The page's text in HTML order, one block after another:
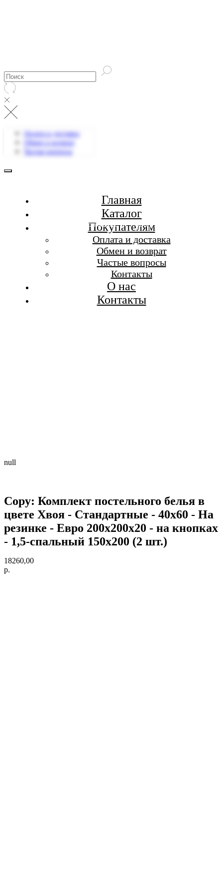
Бесплатная доставка при заказе от 7 000 р.
null
Оплата и доставка
Обмен и возврат
Частые вопросы
Главная
Каталог
Покупателям
Оплата и доставка
Обмен и возврат
Частые вопросы
Контакты
О нас
Контакты
Copy: Комплект постельного белья в
цвете Хвоя - Стандартные - 40х60 - На
резинке - Евро 200х200х20 - на кнопках
- 1,5-спальный 150х200 (2 шт.)
18260,00
р.